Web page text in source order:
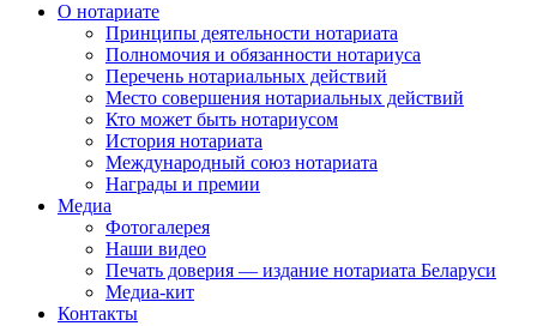
О нотариате
Принципы деятельности нотариата
Полномочия и обязанности нотариуса
Перечень нотариальных действий
Место совершения нотариальных действий
Кто может быть нотариусом
История нотариата
Международный союз нотариата
Награды и премии
Медиа
Фотогалерея
Наши видео
Печать доверия — издание нотариата Беларуси
Медиа-кит
Контакты